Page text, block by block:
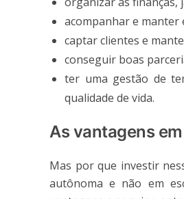
acompanhar e manter
captar clientes e
conseguir boas
ter uma gestão de
qualidade de vida.
As vantagens
Mas por que investir
autônoma e não em